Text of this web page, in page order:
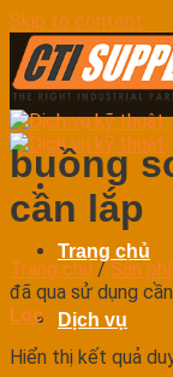
Skip to content
Trang chủ
Dịch vụ
buồng
cần lắp
Trang chủ / Sản
đã qua sử dụng
Lọc
Hiển thị kết quả